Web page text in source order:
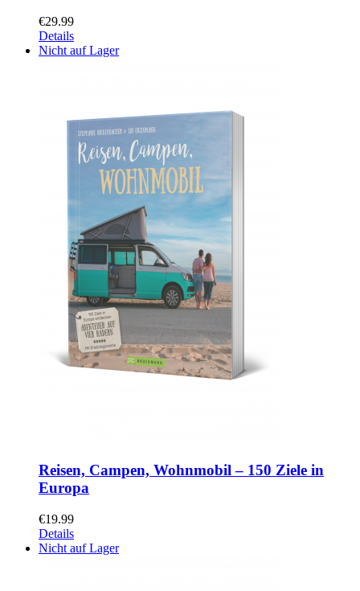
€29.99
Details
Nicht auf Lager
Reisen, Campen, Wohnmobil – 150 Ziele in
Europa
€19.99
Details
Nicht auf Lager